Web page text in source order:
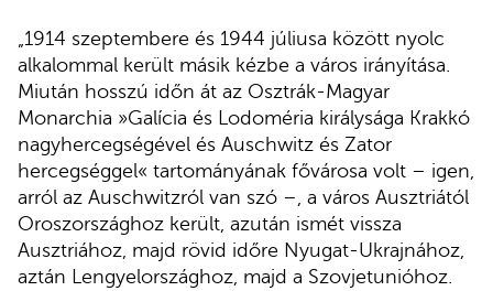
„1914 szeptembere és 1944 júliusa között nyolc
alkalommal került másik kézbe a város irányítása.
Miután hosszú időn át az Osztrák-Magyar
Monarchia »Galícia és Lodoméria királysága Krakkó
nagyhercegségével és Auschwitz és Zator
hercegséggel« tartományának fővárosa volt – igen,
arról az Auschwitzról van szó –, a város Ausztriától
Oroszországhoz került, azután ismét vissza
Ausztriához, majd rövid időre Nyugat-Ukrajnához,
aztán Lengyelországhoz, majd a Szovjetunióhoz.